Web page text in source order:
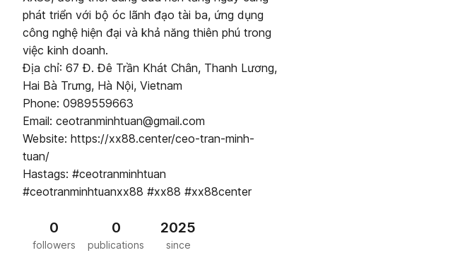
phát triển với bộ óc lãnh đạo tài ba, ứng dụng
công nghệ hiện đại và khả năng thiên phú trong
việc kinh doanh.
Địa chỉ: 67 Đ. Đê Trần Khát Chân, Thanh Lương,
Hai Bà Trưng, Hà Nội, Vietnam
Phone: 0989559663
Email: ceotranminhtuan@gmail.com
Website: https://xx88.center/ceo-tran-minh-
tuan/
Hastags: #ceotranminhtuan
#ceotranminhtuanxx88 #xx88 #xx88center
0
followers
0
publications
2025
since